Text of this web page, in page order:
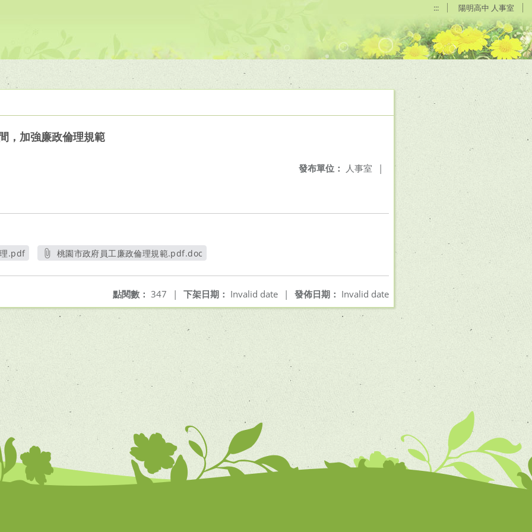
::: 陽明高中 人事室
，加強廉政倫理規範
發布單位： 人事室 |
.pdf
桃園市政府員工廉政倫理規範.pdf.doc
發佈日期： Invalid date
下架日期： Invalid date |
點閱數： 347 |